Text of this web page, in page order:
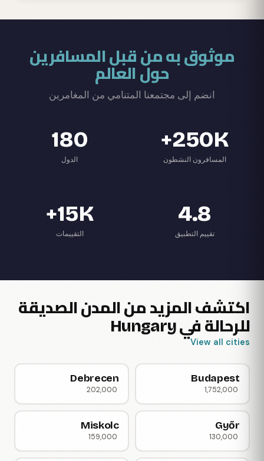
موثوق به من قبل المسافرين
حول العالم
انضم إلى مجتمعنا المتنامي من المغامرين
250K+
المسافرون النشطون
180
الدول
4.8
تقييم التطبيق
15K+
التقييمات
اكتشف المزيد من المدن الصديقة
للرحالة في Hungary
View all cities
Budapest
1,752,000
Debrecen
202,000
Győr
130,000
Miskolc
159,000